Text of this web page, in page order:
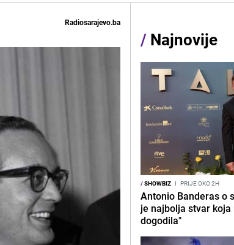
Radiosarajevo.ba
/ Najnovije
/SHOWBIZ I PRIJE OKO 2H
Antonio Banderas o
je najbolja stvar koja
dogodila"